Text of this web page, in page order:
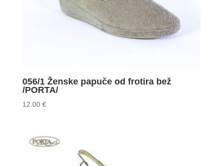
056/1 Ženske papuče od frotira bež
/PORTA/
12.00 €